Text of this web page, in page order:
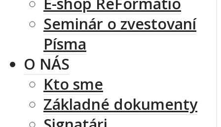
Seminár o zvestovaní
Písma
O NÁS
Kto sme
Základné dokumenty